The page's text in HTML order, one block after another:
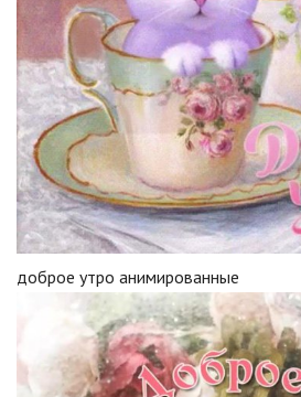
доброе утро анимированные